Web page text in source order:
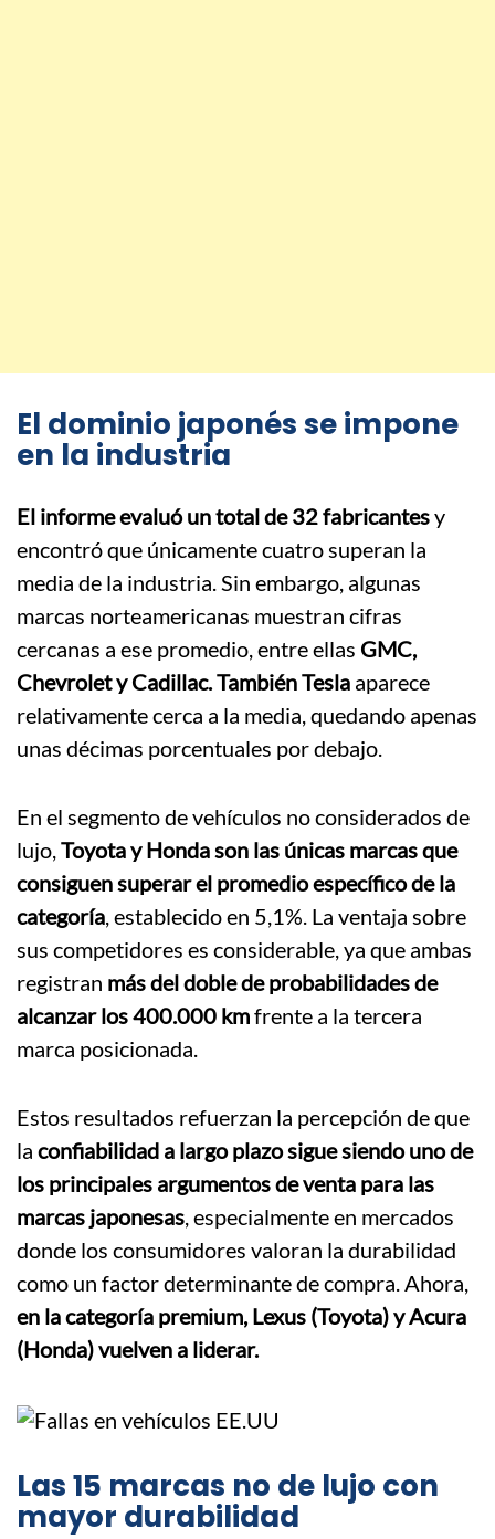
El dominio japonés se impone
en la industria
El informe evaluó un total de 32 fabricantesy
encontró que únicamente cuatro superan la
media de la industria. Sin embargo, algunas
marcas norteamericanas muestran cifras
cercanas a ese promedio, entre ellas GMC,
Chevrolet y Cadillac. También Tesla aparece
relativamente cerca a la media, quedando apenas
unas décimas porcentuales por debajo.
En el segmento de vehículos no considerados de
lujo, Toyota y Honda son las únicas marcas que
consiguen superar el promedio específico de la
categoría , establecido en 5,1%. La ventaja sobre
sus competidores es considerable, ya que ambas
registran más del doble de probabilidades de
alcanzar los 400.000 kmfrente a la tercera
marca posicionada.
Estos resultados refuerzan la percepción de que
la confiabilidad a largo plazo sigue siendo uno de
los principales argumentos de venta para las
marcas japonesas , especialmente en mercados
donde los consumidores valoran la durabilidad
como un factor determinante de compra. Ahora,
en la categoría premium, Lexus (Toyota) y Acura
(Honda) vuelven a liderar.
Las 15 marcas no de lujo con
mayor durabilidad